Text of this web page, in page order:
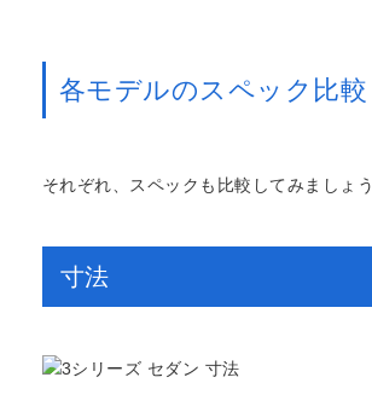
各モデルのスペック比較
それぞれ、スペックも比較してみましょう
寸法